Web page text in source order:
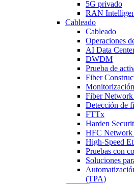
5G privado
RAN
Cableado
Cableado
Operaciones
AI Data
DWDM
Prueba de
Fiber
Fiber
Detección de
FTTx
Harden
HFC Network
High-Speed
Pruebas con
Soluciones
(TPA)